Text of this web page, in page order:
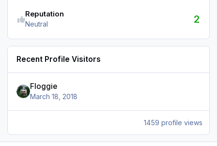
Reputation
Neutral 2
Recent Profile Visitors
Floggie
March 18, 2018
1459 profile views